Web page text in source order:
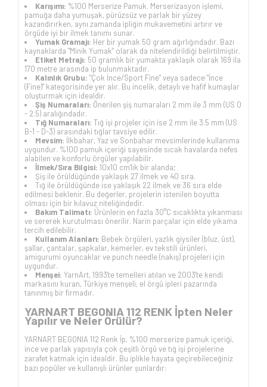
Karışımı: %100 Merserize Pamuk. Merserizasyon işlemi,
pamuğa daha yumuşak, pürüzsüz ve parlak bir yüzey
kazandırırken, aynı zamanda ipliğin mukavemetini artırır ve
örgüde iyi bir ilmek tanımı sunar.
Yumak Gramajı: Her bir yumak 50 gram ağırlığındadır. Bazı
kaynaklarda "Minik Yumak" olarak da nitelendirildiği belirtilmiştir.
Etiket Metrajı: 50 gramlık bir yumakta yaklaşık olarak 169 ila
170 metre arasında ip bulunmaktadır.
Kalınlık Grubu: "Çok İnce/Sport Fine" veya sadece "İnce
(Fine)" kategorisinde yer alır. Bu incelik, detaylı ve hafif kumaşlar
oluşturmak için idealdir.
Şiş Numaraları: Önerilen şiş numaraları 2 mm ile 3 mm (US 0
- 2.5) aralığındadır.
Tığ Numaraları: Tığ işi projeler için ise 2 mm ile 3.5 mm (US
B-1 - D-3) arasındaki tığlar tavsiye edilir.
Mevsim: İlkbahar, Yaz ve Sonbahar mevsimlerinde kullanıma
uygundur. %100 pamuk içeriği sayesinde sıcak havalarda nefes
alabilen ve konforlu örgüler yapılabilir.
İlmek/Sıra Bilgisi: 10x10 cm'lik bir alanda;
Şiş ile örüldüğünde yaklaşık 27 ilmek ve 40 sıra.
Tığ ile örüldüğünde ise yaklaşık 22 ilmek ve 36 sıra elde
edilmesi beklenir. Bu değerler, projelerin istenilen boyutta
olması için bir kılavuz niteliğindedir.
Bakım Talimatı: Ürünlerin en fazla 30°C sıcaklıkta yıkanması
ve sererek kurutulması önerilir. Narin parçalar için elde yıkama
tercih edilebilir.
Kullanım Alanları: Bebek örgüleri, yazlık giysiler (bluz, üst),
şallar, çantalar, şapkalar, kemerler, ev tekstili ürünleri,
amigurumi oyuncaklar ve punch needle (nakış) projeleri için
uygundur.
Menşei: YarnArt, 1993'te temelleri atılan ve 2003'te kendi
markasını kuran, Türkiye menşeli, el örgü ipleri pazarında
tanınmış bir firmadır.
YARNART BEGONIA 112 RENK İpten Neler
Yapılır ve Neler Örülür?
YARNART BEGONIA 112 Renk İp, %100 merserize pamuk içeriği,
ince ve parlak yapısıyla çok çeşitli örgü ve tığ işi projelerine
zarafet katmak için idealdir. Bu iplikle hayata geçirebileceğiniz
bazı popüler ve kullanışlı ürünler şunlardır: